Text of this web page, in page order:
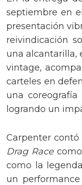
En la entrega
septiembre en
presentación
reivindicación
una alcantarilla,
vintage,
carteles en
una coreografía
Carpenter
Drag Racecomo
como la